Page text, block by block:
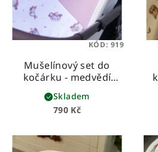
Mušelínový set do
kočárku - medvědí
holčičky
790 Kč
Skladem
KÓD: 919